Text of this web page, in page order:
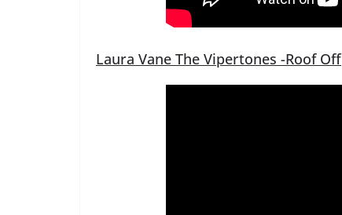
Laura Vane The Vipertones -Roof Off